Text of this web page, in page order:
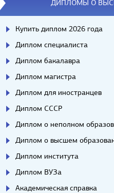
ДИПЛОМЫ О
Купить диплом 2026 года
Диплом специалиста
Диплом бакалавра
Диплом магистра
Диплом для иностранцев
Диплом СССР
Диплом о неполном
Диплом о высшем
Диплом института
Диплом ВУЗа
Академическая справка